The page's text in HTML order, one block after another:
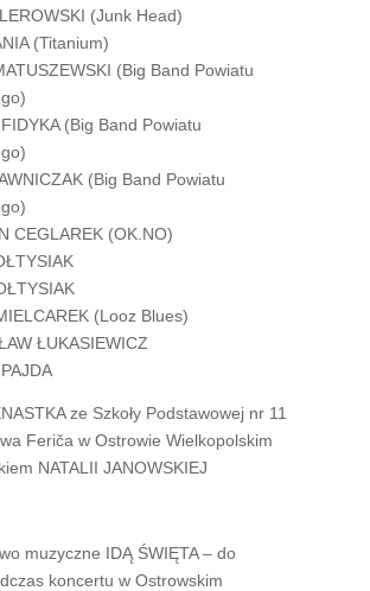
(Junk Head)
(Titanium)
(Big Band Powiatu
(Big Band Powiatu
(Big Band Powiatu
CEGLAREK (OK.NO)
(Looz Blues)
ŁUKASIEWICZ
ze Szkoły Podstawowej nr 11
Feriča w Ostrowie Wielkopolskim
NATALII JANOWSKIEJ
muzyczne IDĄ ŚWIĘTA – do
koncertu w Ostrowskim